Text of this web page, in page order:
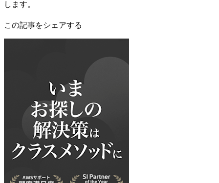
します。
この記事をシェアする